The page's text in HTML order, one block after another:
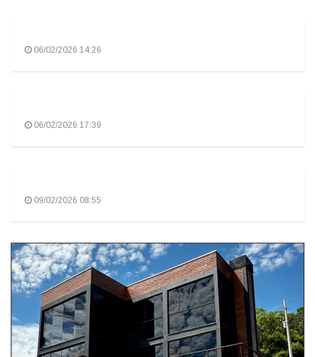
06/02/2026 14:26
06/02/2026 17:39
09/02/2026 08:55